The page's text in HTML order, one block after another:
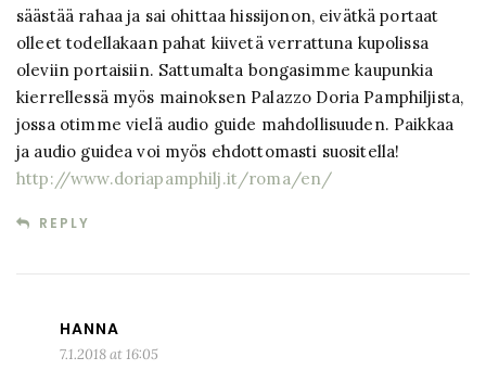
säästää rahaa ja sai ohittaa hissijonon, eivätkä portaat
olleet todellakaan pahat kiivetä verrattuna kupolissa
oleviin portaisiin. Sattumalta bongasimme kaupunkia
kierrellessä myös mainoksen Palazzo Doria Pamphiljista,
jossa otimme vielä audio guide mahdollisuuden. Paikkaa
ja audio guidea voi myös ehdottomasti suositella!
http://www.doriapamphilj.it/roma/en/
REPLY
HANNA
7.1.2018 at 16:05